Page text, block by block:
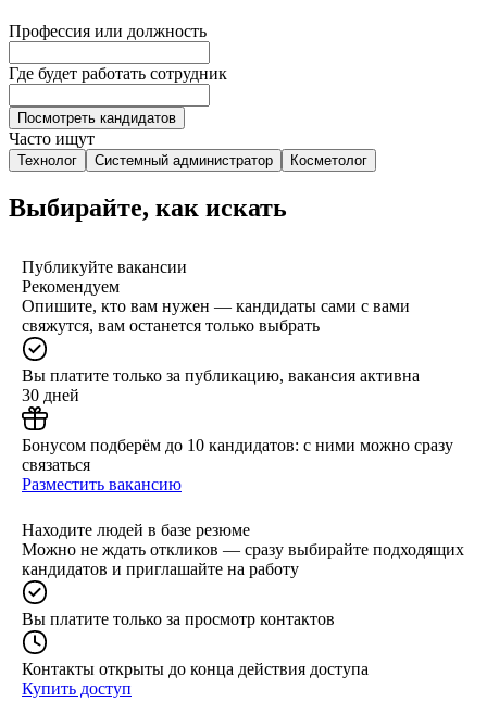
Профессия или должность
Где будет работать сотрудник
Посмотреть кандидатов
Часто ищут
Технолог Системный администратор Косметолог
Выбирайте, как искать
Публикуйте вакансии
Рекомендуем
Опишите, кто вам нужен — кандидаты сами с вами
свяжутся, вам останется только выбрать
Вы платите только за публикацию, вакансия активна
30 дней
Бонусом подберём до 10 кандидатов: с ними можно сразу
связаться
Разместить вакансию
Находите людей в базе резюме
Можно не ждать откликов — сразу выбирайте подходящих
кандидатов и приглашайте на работу
Вы платите только за просмотр контактов
Контакты открыты до конца действия доступа
Купить доступ